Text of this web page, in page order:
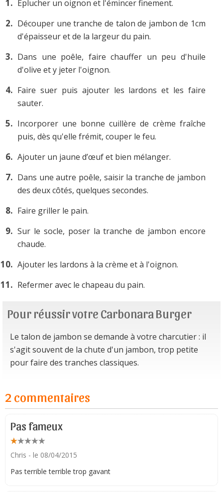
Éplucher un oignon et l'émincer finement.
Découper une tranche de talon de jambon de 1cm
d'épaisseur et de la largeur du pain.
Dans une poêle, faire chauffer un peu d'huile
d'olive et y jeter l'oignon.
Faire suer puis ajouter les lardons et les faire
sauter.
Incorporer une bonne cuillère de crème fraîche
puis, dès qu'elle frémit, couper le feu.
Ajouter un jaune d’œuf et bien mélanger.
Dans une autre poêle, saisir la tranche de jambon
des deux côtés, quelques secondes.
Faire griller le pain.
Sur le socle, poser la tranche de jambon encore
chaude.
Ajouter les lardons à la crème et à l'oignon.
Refermer avec le chapeau du pain.
Pour réussir votre Carbonara Burger
Le talon de jambon se demande à votre charcutier : il
s'agit souvent de la chute d'un jambon, trop petite
pour faire des tranches classiques.
2 commentaires
Pas fameux
Chris - le 08/04/2015
Pas terrible terrible trop gavant